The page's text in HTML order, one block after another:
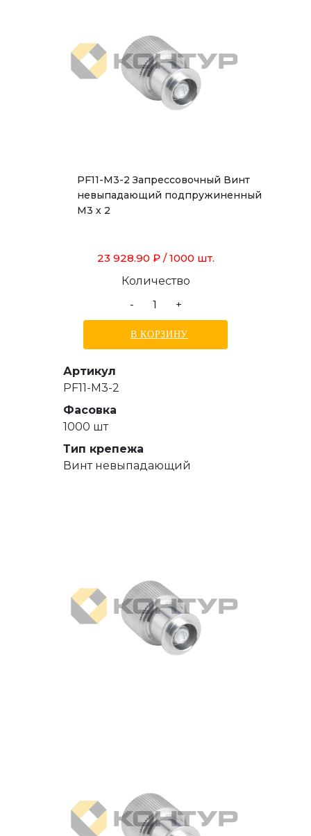
PF11-M3-2 Запрессовочный Винт
невыпадающий подпружиненный
М3 х 2
23 928.90 ₽ / 1000 шт.
Количество
-
+
В КОРЗИНУ
Артикул
PF11-M3-2
Фасовка
1000 шт
Тип крепежа
Винт невыпадающий